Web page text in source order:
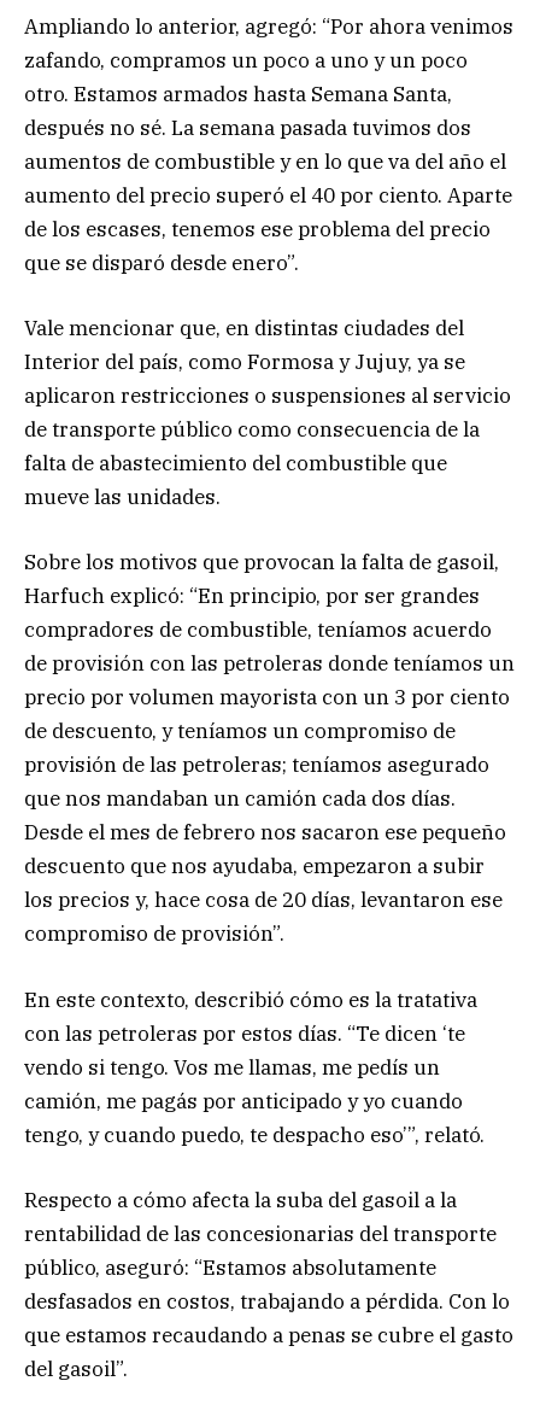
Ampliando lo anterior, agregó: “Por ahora venimos
zafando, compramos un poco a uno y un poco
otro. Estamos armados hasta Semana Santa,
después no sé. La semana pasada tuvimos dos
aumentos de combustible y en lo que va del año el
aumento del precio superó el 40 por ciento. Aparte
de los escases, tenemos ese problema del precio
que se disparó desde enero”.
Vale mencionar que, en distintas ciudades del
Interior del país, como Formosa y Jujuy, ya se
aplicaron restricciones o suspensiones al servicio
de transporte público como consecuencia de la
falta de abastecimiento del combustible que
mueve las unidades.
Sobre los motivos que provocan la falta de gasoil,
Harfuch explicó: “En principio, por ser grandes
compradores de combustible, teníamos acuerdo
de provisión con las petroleras donde teníamos un
precio por volumen mayorista con un 3 por ciento
de descuento, y teníamos un compromiso de
provisión de las petroleras; teníamos asegurado
que nos mandaban un camión cada dos días.
Desde el mes de febrero nos sacaron ese pequeño
descuento que nos ayudaba, empezaron a subir
los precios y, hace cosa de 20 días, levantaron ese
compromiso de provisión”.
En este contexto, describió cómo es la tratativa
con las petroleras por estos días. “Te dicen ‘te
vendo si tengo. Vos me llamas, me pedís un
camión, me pagás por anticipado y yo cuando
tengo, y cuando puedo, te despacho eso’”, relató.
Respecto a cómo afecta la suba del gasoil a la
rentabilidad de las concesionarias del transporte
público, aseguró: “Estamos absolutamente
desfasados en costos, trabajando a pérdida. Con lo
que estamos recaudando a penas se cubre el gasto
del gasoil”.